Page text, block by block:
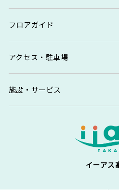
フロアガイド
アクセス・駐車場
施設・サービス
イーアス